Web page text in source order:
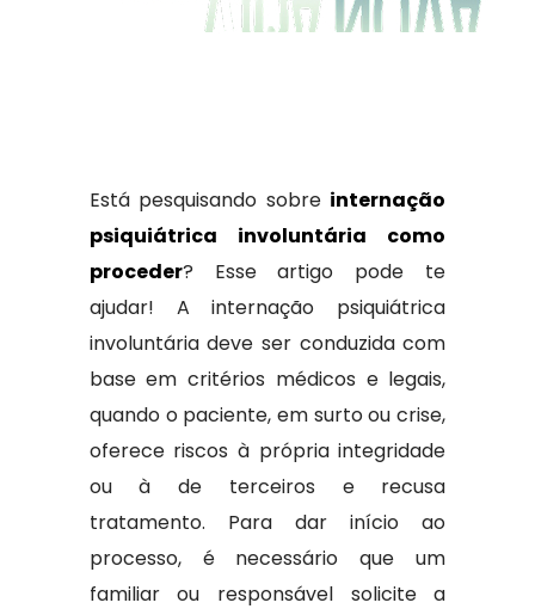
Está pesquisando sobre internação
psiquiátrica involuntária como
proceder? Esse artigo pode te
ajudar! A internação psiquiátrica
involuntária deve ser conduzida com
base em critérios médicos e legais,
quando o paciente, em surto ou crise,
oferece riscos à própria integridade
ou à de terceiros e recusa
tratamento. Para dar início ao
processo, é necessário que um
familiar ou responsável solicite a